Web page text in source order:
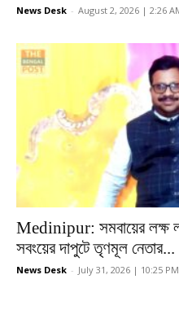
News Desk - August 2, 2026 | 2:26
Medinipur: সমবায়ের লক্ষ
সবংয়ের দাপুটে তৃণমূল নেতার...
News Desk - July 31, 2026 | 10:25 PM